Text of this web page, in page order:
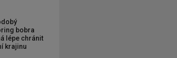
bobra
lépe chránit
krajinu